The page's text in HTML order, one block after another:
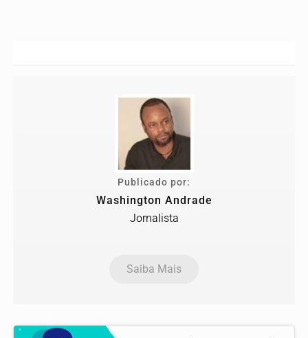
Publicado por:
Washington Andrade
Jornalista
Saiba Mais